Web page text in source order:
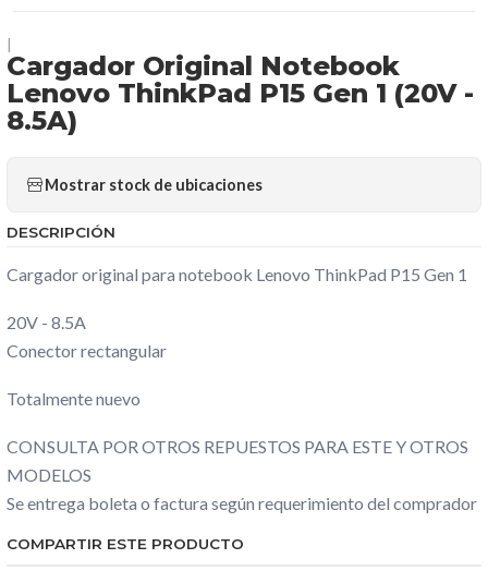
Cargador Original Notebook
Lenovo ThinkPad P15 Gen 1 (20V -
8.5A)
Mostrar stock de ubicaciones
DESCRIPCIÓN
Cargador original para notebook Lenovo ThinkPad P15 Gen 1
20V - 8.5A
Conector rectangular
Totalmente nuevo
CONSULTA POR OTROS REPUESTOS PARA ESTE Y OTROS
MODELOS
Se entrega boleta o factura según requerimiento del comprador
COMPARTIR ESTE PRODUCTO